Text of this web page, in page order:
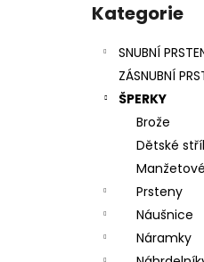
Přeskočit
kategorie
Kategorie
SNUBNÍ
ZÁSNUBNÍ
ŠPERKY
Brože
Dětské
Prsteny
Náušnice
Náramky